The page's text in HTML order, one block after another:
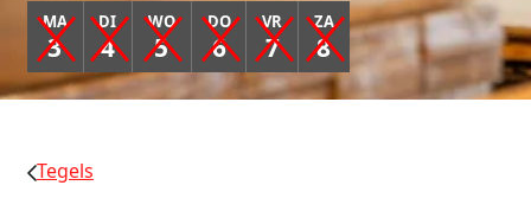
MA
3
DI
4
WO
5
DO
6
VR
7
ZA
8
Tegels